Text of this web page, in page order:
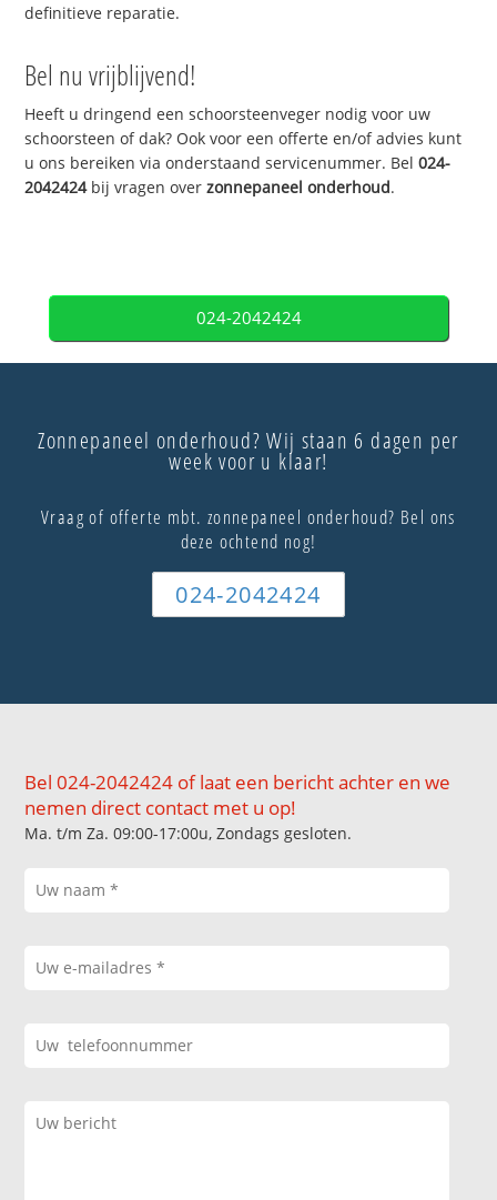
definitieve reparatie.
Bel nu vrijblijvend!
Heeft u dringend een schoorsteenveger nodig voor uw
schoorsteen of dak? Ook voor een offerte en/of advies kunt
u ons bereiken via onderstaand servicenummer. Bel024-
2042424bij vragen overzonnepaneel onderhoud.
024-2042424
Zonnepaneel onderhoud? Wij staan 6 dagen per
week voor u klaar!
Vraag of offerte mbt. zonnepaneel onderhoud? Bel ons
deze ochtend nog!
024-2042424
Bel 024-2042424 of laat een bericht achter en we
nemen direct contact met u op!
Ma. t/m Za. 09:00-17:00u, Zondags gesloten.